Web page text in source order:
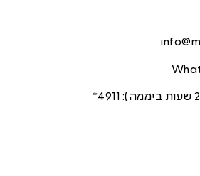
4911*